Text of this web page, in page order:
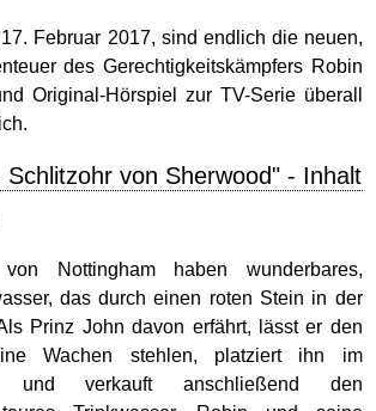
Februar 2017, sind endlich die neuen,
des Gerechtigkeitskämpfers Robin
Original-Hörspiel zur TV-Serie überall
Schlitzohr von Sherwood" - Inhalt
Nottingham haben wunderbares,
das durch einen roten Stein in der
Prinz John davon erfährt, lässt er den
Wachen stehlen, platziert ihn im
und verkauft anschließend den